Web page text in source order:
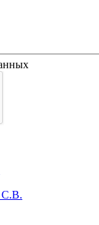
С.В.